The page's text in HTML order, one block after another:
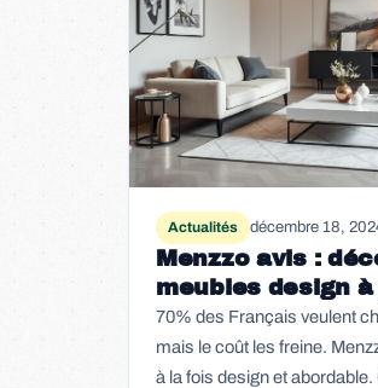
Actualités décembre 18,
Menzzo avis :
meubles design
70% des Français veulent
mais le coût les freine.
à la fois design et